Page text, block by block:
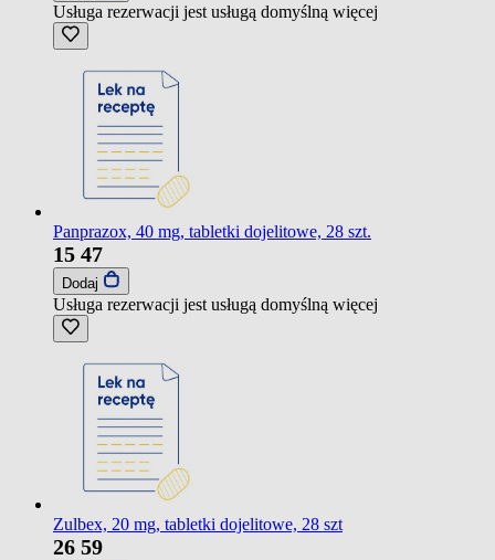
Usługa rezerwacji jest usługą domyślną więcej
Panprazox, 40 mg, tabletki dojelitowe, 28 szt.
15 47
Dodaj
Usługa rezerwacji jest usługą domyślną więcej
Zulbex, 20 mg, tabletki dojelitowe, 28 szt
26 59